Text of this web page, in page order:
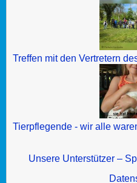
Treffen mit den Vertretern
Tierpflegende - wir alle
Unsere Unterstützer –